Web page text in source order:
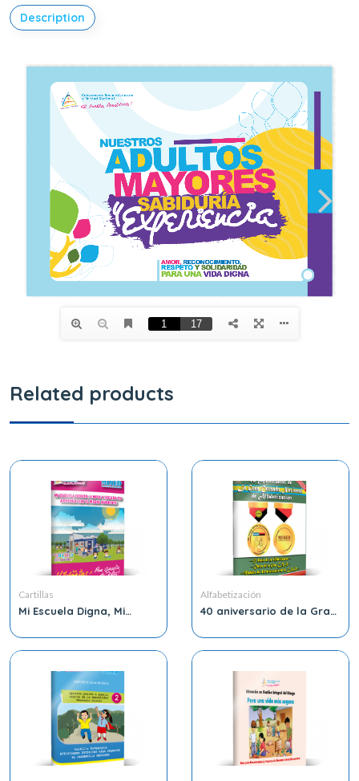
Description
Related products
Cartillas
Mi Escuela Digna, Mi
armonía con el Medio
Ambiente
Alfabetización
40 aniversario de la Gran
Alfabetización